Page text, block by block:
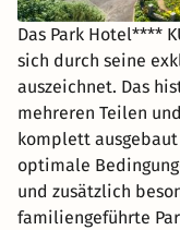
Das Park Hotel****
sich durch seine
auszeichnet. Das
mehreren Teilen
komplett
optimale
und zusätzlich
familiengeführte